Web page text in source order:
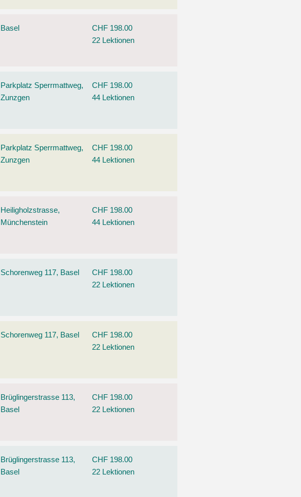
Basel
CHF 198.00
22 Lektionen
Parkplatz Sperrmattweg,
Zunzgen
CHF 198.00
44 Lektionen
Parkplatz Sperrmattweg,
Zunzgen
CHF 198.00
44 Lektionen
Heiligholzstrasse,
Münchenstein
CHF 198.00
44 Lektionen
Schorenweg 117, Basel
CHF 198.00
22 Lektionen
Schorenweg 117, Basel
CHF 198.00
22 Lektionen
Brüglingerstrasse 113,
Basel
CHF 198.00
22 Lektionen
Brüglingerstrasse 113,
Basel
CHF 198.00
22 Lektionen